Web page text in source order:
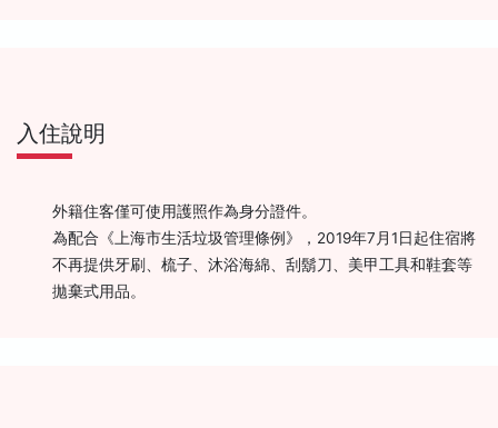
入住說明
外籍住客僅可使用護照作為身分證件。
為配合《上海市生活垃圾管理條例》，2019年7月1日起住宿將
不再提供牙刷、梳子、沐浴海綿、刮鬍刀、美甲工具和鞋套等
拋棄式用品。